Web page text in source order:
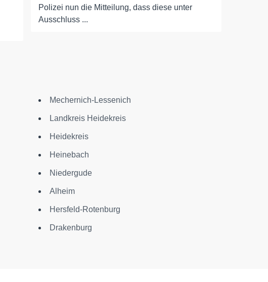
Polizei nun die Mitteilung, dass diese unter
Ausschluss ...
Mechernich-Lessenich
Landkreis Heidekreis
Heidekreis
Heinebach
Niedergude
Alheim
Hersfeld-Rotenburg
Drakenburg